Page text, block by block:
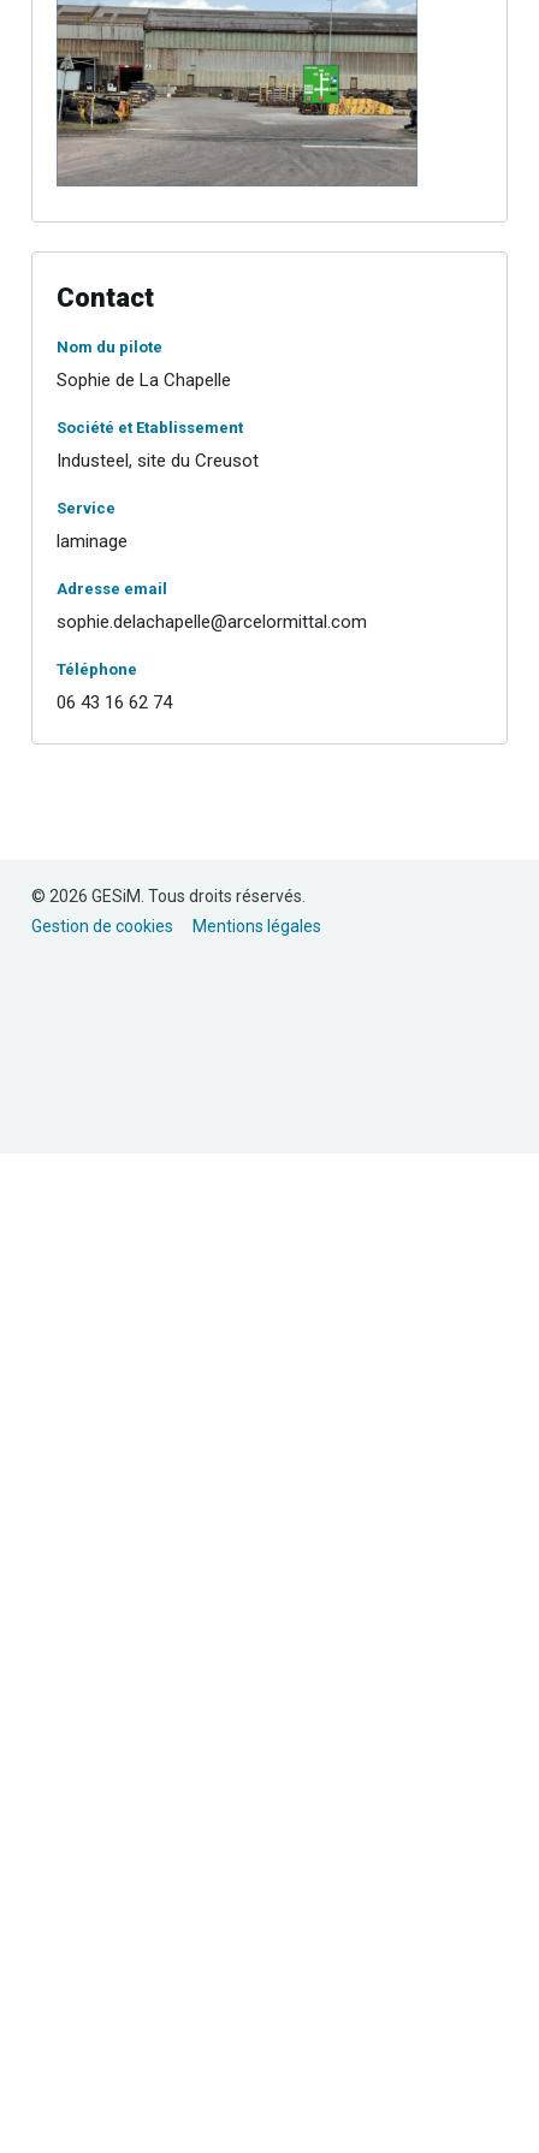
Contact
Nom du pilote
Sophie de La Chapelle
Société et Etablissement
Industeel, site du Creusot
Service
laminage
Adresse email
sophie.delachapelle@arcelormittal.com
Téléphone
06 43 16 62 74
© 2026 GESiM. Tous droits réservés.
Gestion de cookies
Mentions légales